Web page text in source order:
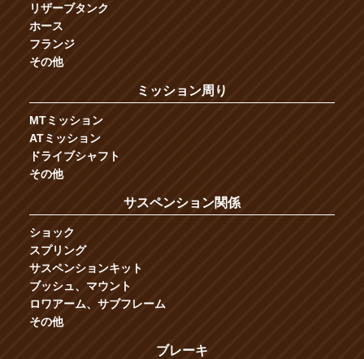
リザーブタンク
ホース
フランジ
その他
ミッション周り
MTミッション
ATミッション
ドライブシャフト
その他
サスペンション関係
ショック
スプリング
サスペンションキット
ブッシュ、マウント
ロワアーム、サブフレーム
その他
ブレーキ